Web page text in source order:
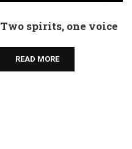
Two spirits, one voice
READ MORE